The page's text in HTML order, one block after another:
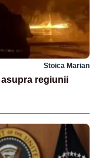
Stoica Marian
regiunii